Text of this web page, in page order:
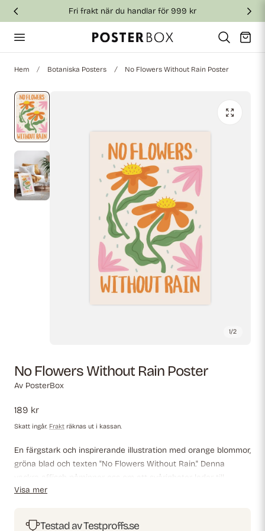
till innehållet Fri frakt när du handlar för 999 kr
Vagn
Hem Botaniska Posters No Flowers Without Rain Poster
1/2
No Flowers Without Rain Poster
Av PosterBox
Ordinarie
pris
189 kr
Skatt ingår. Frakt räknas ut i kassan.
En färgstark och inspirerande illustration med orange blommor,
gröna blad och texten "No Flowers Without Rain." Denna
vackra affisch påminner oss om att svårigheter leder till
tillväxt. Perfekt för en positiv, modern och konstnärlig
Visa mer
Testad av Testproffs.se